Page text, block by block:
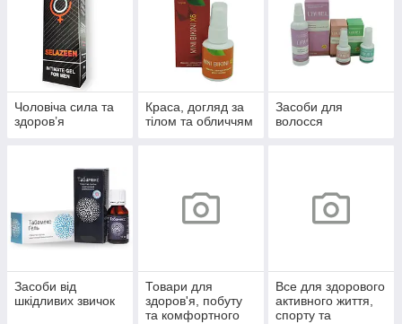
Чоловіча сила та
здоров’я
Краса, догляд за
тілом та обличчям
Засоби для
волосся
Засоби від
шкідливих звичок
Товари для
здоров'я, побуту
та комфортного
Все для здорового
активного життя,
спорту та